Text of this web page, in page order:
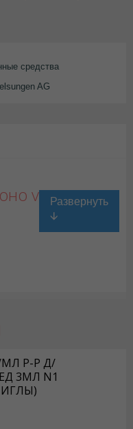
средства
AG
v
МЛ Р-Р Д/
3МЛ N1